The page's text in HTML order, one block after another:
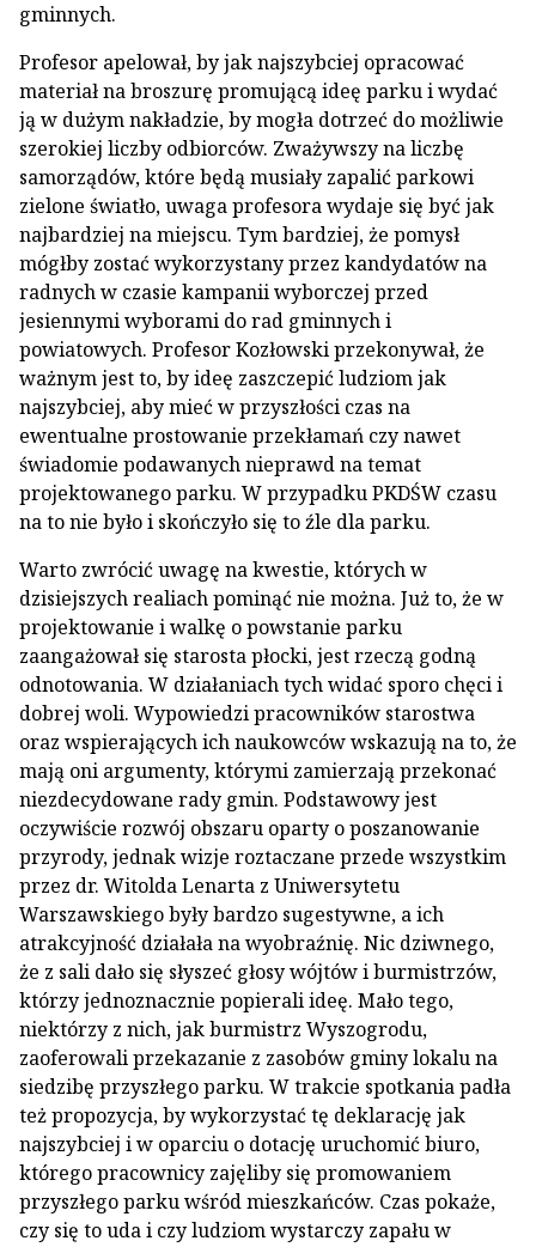
gminnych.
Profesor apelował, by jak najszybciej opracować
materiał na broszurę promującą ideę parku i wydać
ją w dużym nakładzie, by mogła dotrzeć do możliwie
szerokiej liczby odbiorców. Zważywszy na liczbę
samorządów, które będą musiały zapalić parkowi
zielone światło, uwaga profesora wydaje się być jak
najbardziej na miejscu. Tym bardziej, że pomysł
mógłby zostać wykorzystany przez kandydatów na
radnych w czasie kampanii wyborczej przed
jesiennymi wyborami do rad gminnych i
powiatowych. Profesor Kozłowski przekonywał, że
ważnym jest to, by ideę zaszczepić ludziom jak
najszybciej, aby mieć w przyszłości czas na
ewentualne prostowanie przekłamań czy nawet
świadomie podawanych nieprawd na temat
projektowanego parku. W przypadku PKDŚW czasu
na to nie było i skończyło się to źle dla parku.
Warto zwrócić uwagę na kwestie, których w
dzisiejszych realiach pominąć nie można. Już to, że w
projektowanie i walkę o powstanie parku
zaangażował się starosta płocki, jest rzeczą godną
odnotowania. W działaniach tych widać sporo chęci i
dobrej woli. Wypowiedzi pracowników starostwa
oraz wspierających ich naukowców wskazują na to, że
mają oni argumenty, którymi zamierzają przekonać
niezdecydowane rady gmin. Podstawowy jest
oczywiście rozwój obszaru oparty o poszanowanie
przyrody, jednak wizje roztaczane przede wszystkim
przez dr. Witolda Lenarta z Uniwersytetu
Warszawskiego były bardzo sugestywne, a ich
atrakcyjność działała na wyobraźnię. Nic dziwnego,
że z sali dało się słyszeć głosy wójtów i burmistrzów,
którzy jednoznacznie popierali ideę. Mało tego,
niektórzy z nich, jak burmistrz Wyszogrodu,
zaoferowali przekazanie z zasobów gminy lokalu na
siedzibę przyszłego parku. W trakcie spotkania padła
też propozycja, by wykorzystać tę deklarację jak
najszybciej i w oparciu o dotację uruchomić biuro,
którego pracownicy zajęliby się promowaniem
przyszłego parku wśród mieszkańców. Czas pokaże,
czy się to uda i czy ludziom wystarczy zapału w